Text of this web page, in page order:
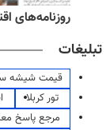
روزنامه‌های
تبلیغات
قیمت شیشه
تور کربلا
مرجع پاسخ